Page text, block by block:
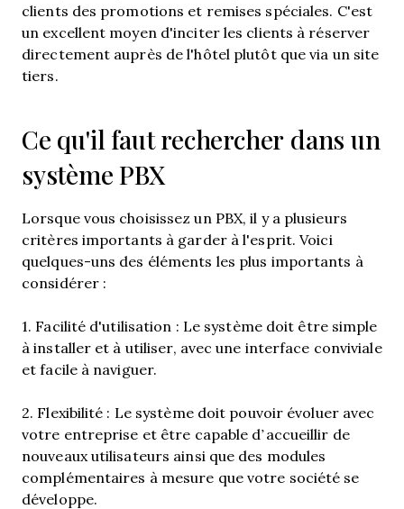
clients des promotions et remises spéciales. C'est
un excellent moyen d'inciter les clients à réserver
directement auprès de l'hôtel plutôt que via un site
tiers.
Ce qu'il faut rechercher dans un
système PBX
Lorsque vous choisissez un PBX, il y a plusieurs
critères importants à garder à l'esprit. Voici
quelques-uns des éléments les plus importants à
considérer :
1. Facilité d'utilisation : Le système doit être simple
à installer et à utiliser, avec une interface conviviale
et facile à naviguer.
2. Flexibilité : Le système doit pouvoir évoluer avec
votre entreprise et être capable d’accueillir de
nouveaux utilisateurs ainsi que des modules
complémentaires à mesure que votre société se
développe.